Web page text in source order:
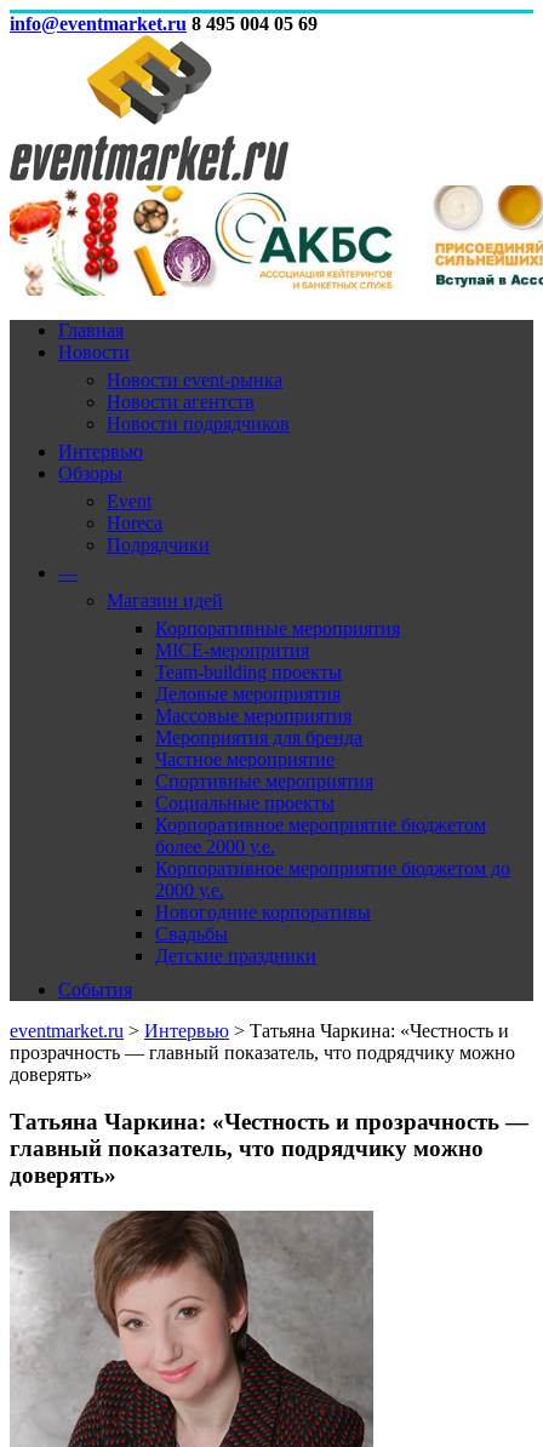
info@eventmarket.ru 8 495 004 05 69
Главная
Новости
Новости event-рынка
Новости агентств
Новости подрядчиков
Интервью
Обзоры
Event
Horeca
Подрядчики
—
Магазин идей
Корпоративные мероприятия
MICE-меропрития
Team-building проекты
Деловые мероприятия
Массовые мероприятия
Мероприятия для бренда
Частное мероприятие
Спортивные мероприятия
Социальные проекты
Корпоративное мероприятие бюджетом
более 2000 у.е.
Корпоративное мероприятие бюджетом до
2000 у.е.
Новогодние корпоративы
Свадьбы
Детские праздники
События
eventmarket.ru > Интервью > Татьяна Чаркина: «Честность и
прозрачность — главный показатель, что подрядчику можно
доверять»
Татьяна Чаркина: «Честность и прозрачность —
главный показатель, что подрядчику можно
доверять»